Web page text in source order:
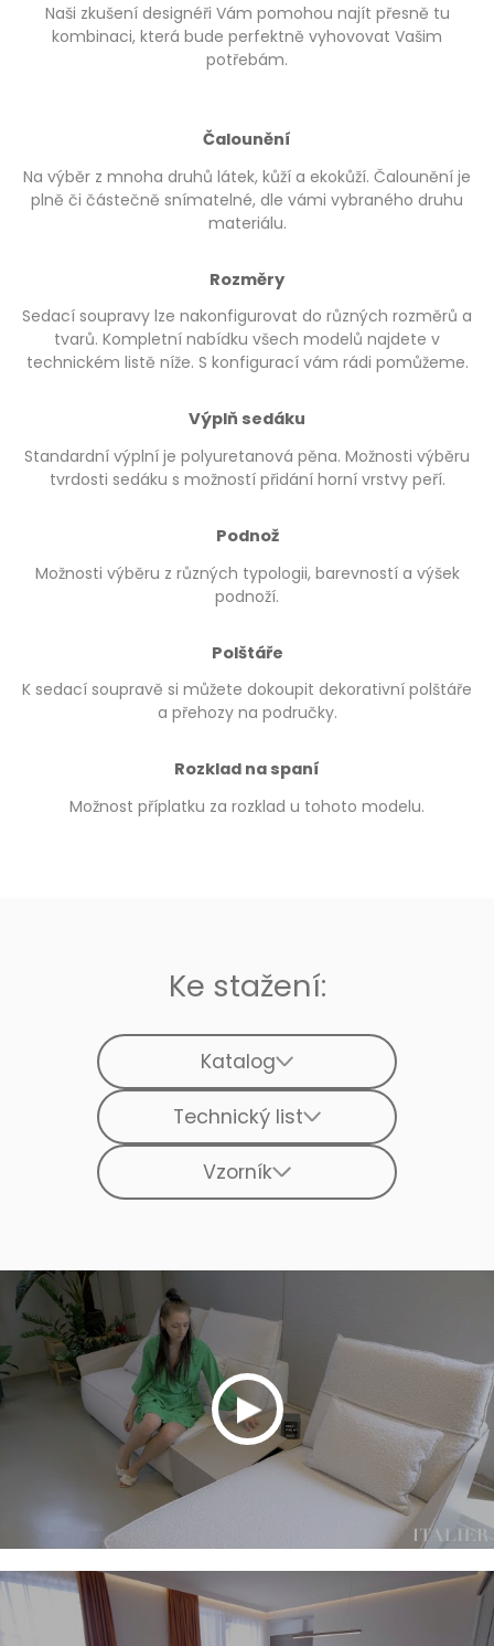
Naši zkušení designéři Vám pomohou najít přesně tu
kombinaci, která bude perfektně vyhovovat Vašim
potřebám.
Čalounění
Na výběr z mnoha druhů látek, kůží a ekokůží. Čalounění je
plně či částečně snímatelné, dle vámi vybraného druhu
materiálu.
Rozměry
Sedací soupravy lze nakonfigurovat do různých rozměrů a
tvarů. Kompletní nabídku všech modelů najdete v
technickém listě níže. S konfigurací vám rádi pomůžeme.
Výplň sedáku
Standardní výplní je polyuretanová pěna. Možnosti výběru
tvrdosti sedáku s možností přidání horní vrstvy peří.
Podnož
Možnosti výběru z různých typologii, barevností a výšek
podnoží.
Polštáře
K sedací soupravě si můžete dokoupit dekorativní polštáře
a přehozy na područky.
Rozklad na spaní
Možnost příplatku za rozklad u tohoto modelu.
Ke stažení:
Katalog
Technický list
Vzorník